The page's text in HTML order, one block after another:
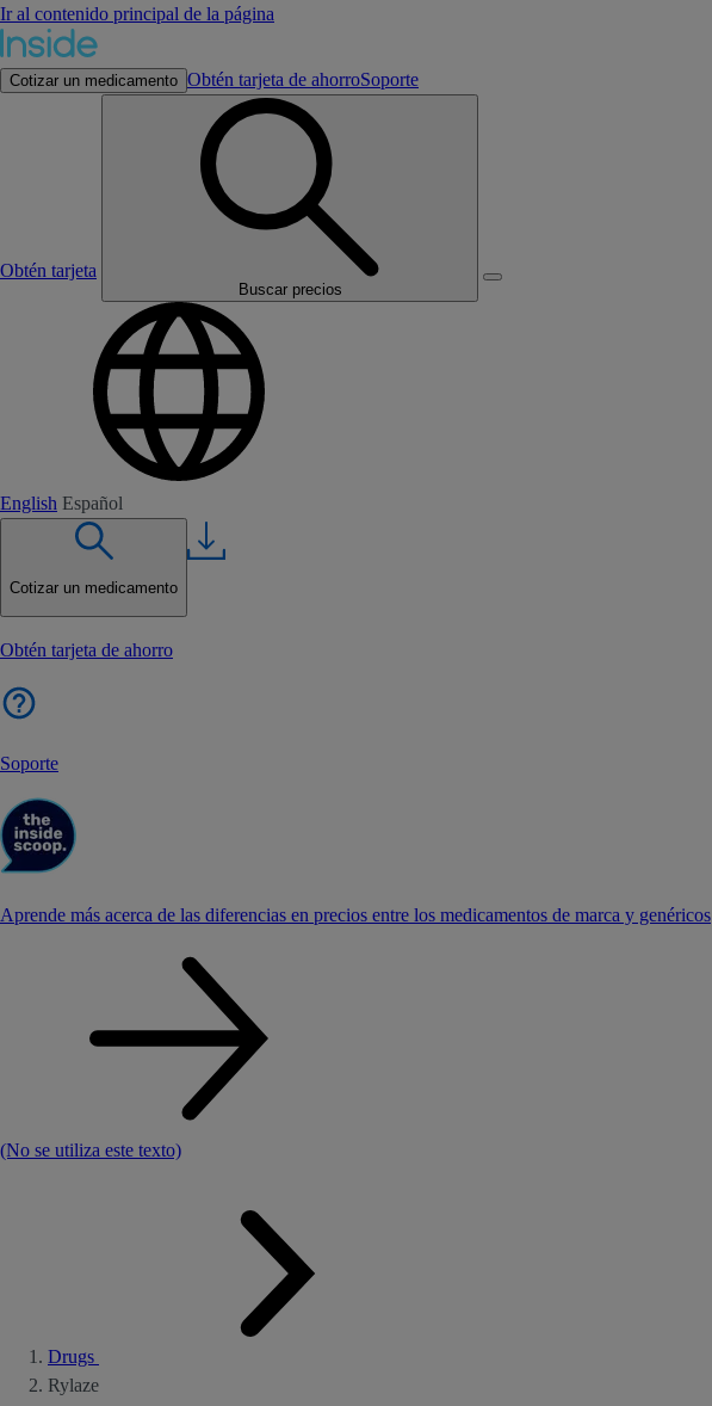
Ir al contenido principal de la página
Cotizar un medicamento Obtén tarjeta de ahorroSoporte
Obtén tarjeta
Buscar precios
English Español
Cotizar un medicamento
Obtén tarjeta de ahorro
Soporte
Aprende más acerca de las diferencias en precios entre los medicamentos de marca y genéricos
(No se utiliza este texto)
Drugs
Rylaze